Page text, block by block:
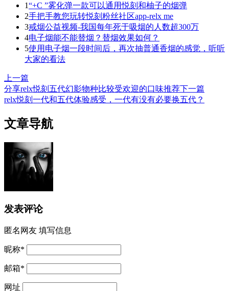
1“+C ”雾化弹一款可以通用悦刻和柚子的烟弹
2手把手教您玩转悦刻粉丝社区app-relx me
3戒烟公益视频-我国每年死于吸烟的人数超300万
4电子烟能不能替烟？替烟效果如何？
5使用电子烟一段时间后，再次抽普通香烟的感觉，听听
大家的看法
上一篇
分享relx悦刻五代幻影物种比较受欢迎的口味推荐下一篇
relx悦刻一代和五代体验感受，一代有没有必要换五代？
文章导航
发表评论
匿名网友 填写信息
昵称*
邮箱*
网址